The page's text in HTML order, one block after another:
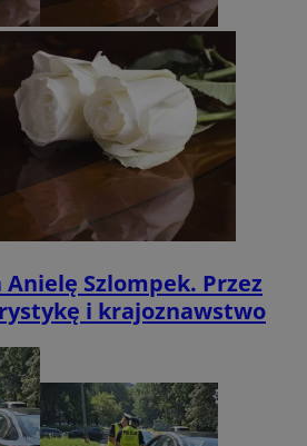
Anielę Szlompek. Przez
i krajoznawstwo